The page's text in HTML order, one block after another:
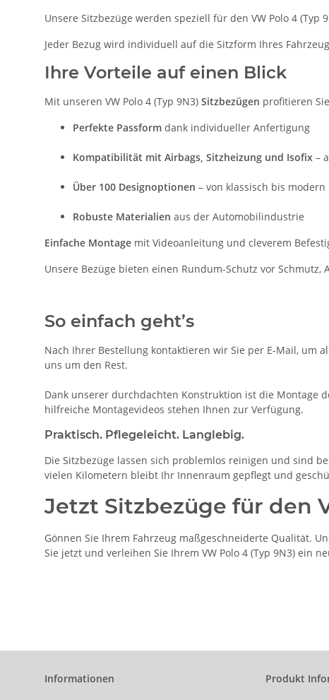
Unsere Sitzbezüge werden speziell für den VW Polo 4
Jeder Bezug wird individuell auf die Sitzform Ihres
Ihre Vorteile auf einen Blick
Mit unseren VW Polo 4 (Typ 9N3) Sitzbezügen profitieren
Perfekte Passform dank individueller Anfertigung
Kompatibilität mit Airbags, Sitzheizung und Isofix –
Über 100 Designoptionen – von klassisch bis modern
Robuste Materialien aus der Automobilindustrie
Einfache Montage mit Videoanleitung und cleverem
Unsere Bezüge bieten einen Rundum-Schutz vor
So einfach geht’s
Nach Ihrer Bestellung kontaktieren wir Sie per E-Mail, um
uns um den Rest.
Dank unserer durchdachten Konstruktion ist die Montage
hilfreiche Montagevideos stehen Ihnen zur Verfügung.
Praktisch. Pflegeleicht. Langlebig.
Die Sitzbezüge lassen sich problemlos reinigen und sind
vielen Kilometern bleibt Ihr Innenraum gepflegt und
Jetzt Sitzbezüge für den
Gönnen Sie Ihrem Fahrzeug maßgeschneiderte Qualität.
Sie jetzt und verleihen Sie Ihrem VW Polo 4 (Typ 9N3) ein
Informationen Produkt